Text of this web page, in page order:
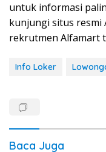
untuk informasi
kunjungi situs resmi
rekrutmen Alfamart
Info Loker
Baca Juga